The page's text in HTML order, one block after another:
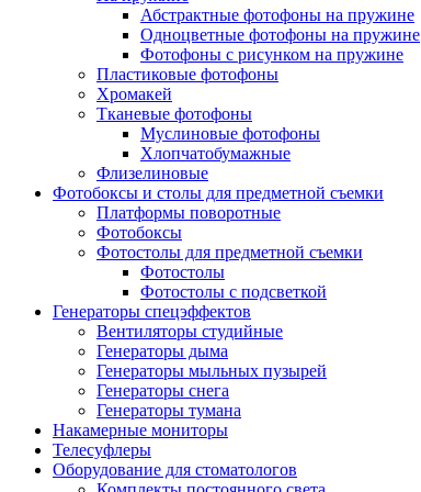
Абстрактные фотофоны на пружине
Одноцветные фотофоны на пружине
Фотофоны с рисунком на пружине
Пластиковые фотофоны
Хромакей
Тканевые фотофоны
Муслиновые фотофоны
Хлопчатобумажные
Флизелиновые
Фотобоксы и столы для предметной съемки
Платформы поворотные
Фотобоксы
Фотостолы для предметной съемки
Фотостолы
Фотостолы с подсветкой
Генераторы спецэффектов
Вентиляторы студийные
Генераторы дыма
Генераторы мыльных пузырей
Генераторы снега
Генераторы тумана
Накамерные мониторы
Телесуфлеры
Оборудование для стоматологов